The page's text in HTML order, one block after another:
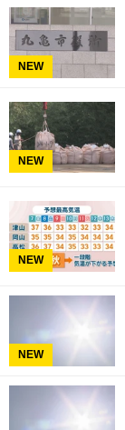
NEW
NEW
NEW
NEW